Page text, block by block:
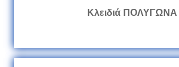
Κλειδιά ΠΟΛΥΓΩΝΑ